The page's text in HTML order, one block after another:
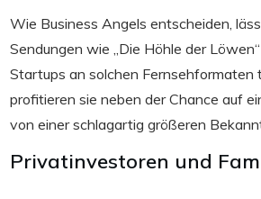
Wie Business Angels entscheiden,
Sendungen wie „Die Höhle der
Startups an solchen Fernsehformaten
profitieren sie neben der Chance auf
von einer schlagartig größeren
Privatinvestoren und